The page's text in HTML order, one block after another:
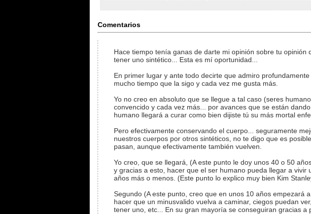
Comentarios
Hace tiempo tenía ganas de darte mi opinión sobre tu
tener uno sintético... Esta es mí oportunidad...
En primer lugar y ante todo decirte que admiro
mucho tiempo que la sigo y cada vez me gusta más.
Yo no creo en absoluto que se llegue a tal caso (seres
convencido y cada vez más... por avances que se están
humano llegará a curar como bien dijiste tú su más mortal
Pero efectivamente conservando el cuerpo... seguramente
nuestros cuerpos por otros sintéticos, no te digo que es
pasan, aunque efectivamente también vuelven.
Yo creo, que se llegará, (A este punto le doy unos 40 o 50
y gracias a esto, hacer que el ser humano pueda llegar a
años más o menos. (Este punto lo explico muy bien Kim
Segundo (A este punto, creo que en unos 10 años empezará
hacer que un minusvalido vuelva a caminar, ciegos puedan
tener uno, etc... En su gran mayoría se conseguiran gracias